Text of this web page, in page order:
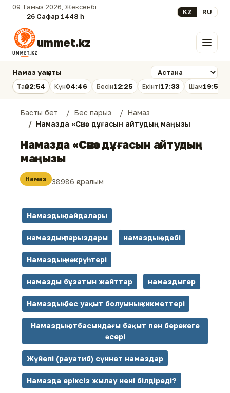
09 Тамыз 2026, Жексенбі
26 Сафар 1448 һ.
Select your
KZ RU
ummet.kz Мәзір
Намаз уақыты
Таң02:54 Күн04:46 Бесін12:25 Екінті17:33 Шам19:53
Басты бет Бес парыз
Намаз
Намазда «Сәнә» дұғасын айтудың маңызы
Намазда «Сәнә» дұғасын айтудың
маңызы
Намаз 38986 қаралым
Намаздың пайдалары
намаздың парыздары намаздың әдебі
Намаздың мәкрүһтері
намазды бұзатын жайттар намаздыгер
Намаздың бес уақыт болуының хикметтері
Намаздың отбасындағы бақыт пен берекеге
әсері
Жүйелі (рауатиб) сүннет намаздар
Намазда еріксіз жылау нені білдіреді?